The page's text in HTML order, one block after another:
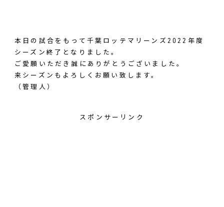
本日の試合をもって千葉ロッテマリーンズ2022年度
シーズン終了となりました。
ご愛願いただき誠にありがとうございました。
来シーズンもよろしくお願い致します。
（管理人）
スポンサーリンク